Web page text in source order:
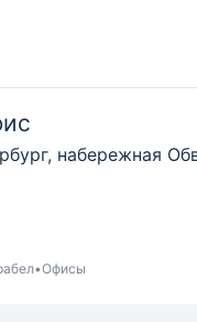
набережная
Офисы